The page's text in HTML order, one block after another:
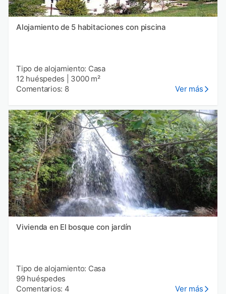
Alojamiento de 5 habitaciones con piscina
Tipo de alojamiento: Casa
12 huéspedes
3000 m²
Comentarios: 8
Ver más
Vivienda en El bosque con jardín
Tipo de alojamiento: Casa
99 huéspedes
Comentarios: 4
Ver más